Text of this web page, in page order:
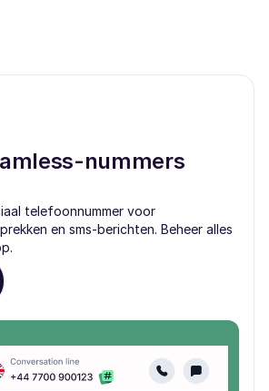
nummers
telefoonnummer voor
en sms-berichten. Beheer alles